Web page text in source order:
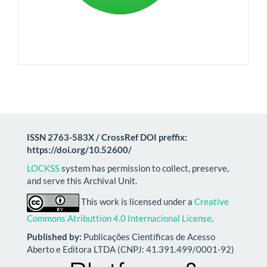
ISSN 2763-583X / CrossRef DOI preffix:
https://doi.org/10.52600/
LOCKSSsystem has permission to collect, preserve,
and serve this Archival Unit.
This work is licensed under a Creative
Commons Atributtion 4.0 Internacional License.
Published by: Publicações Científicas de Acesso
Aberto e Editora LTDA (CNPJ: 41.391.499/0001-92)